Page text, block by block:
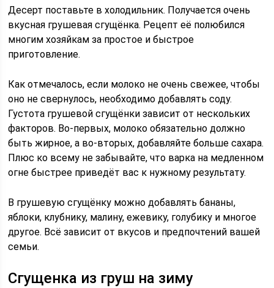
Десерт поставьте в холодильник. Получается очень
вкусная грушевая сгущёнка. Рецепт её полюбился
многим хозяйкам за простое и быстрое
приготовление.
Как отмечалось, если молоко не очень свежее, чтобы
оно не свернулось, необходимо добавлять соду.
Густота грушевой сгущёнки зависит от нескольких
факторов. Во-первых, молоко обязательно должно
быть жирное, а во-вторых, добавляйте больше сахара.
Плюс ко всему не забывайте, что варка на медленном
огне быстрее приведёт вас к нужному результату.
В грушевую сгущёнку можно добавлять бананы,
яблоки, клубнику, малину, ежевику, голубику и многое
другое. Всё зависит от вкусов и предпочтений вашей
семьи.
Сгущенка из груш на зиму